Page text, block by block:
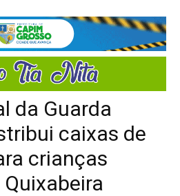
da Guarda
caixas de
crianças